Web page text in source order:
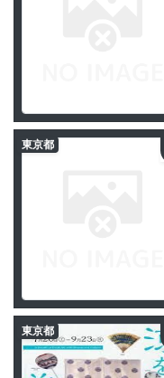
東京都
東京都